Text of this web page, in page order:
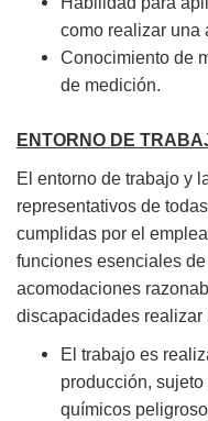
como realizar una
Conocimiento de
de medición.
ENTORNO DE
El entorno de trabajo y
representativos de
cumplidas por el
funciones esenciales
acomodaciones
discapacidades
El trabajo es
producción,
químicos